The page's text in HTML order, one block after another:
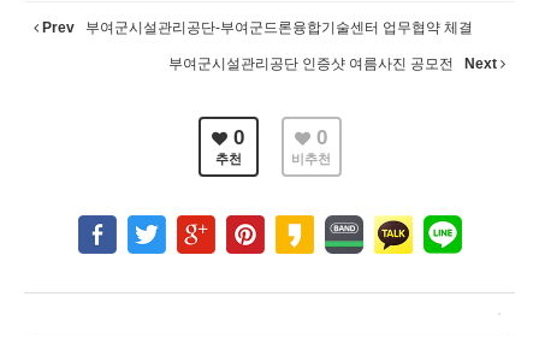
Prev 부여군시설관리공단-부여군드론융합기술센터 업무협약 체결
부여군시설관리공단 인증샷 여름사진 공모전 Next
0
추천
0
비추천